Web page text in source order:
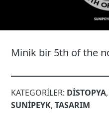
Minik bir 5th of the
KATEGORILER: DISTOPYA,
SUNIPEYK,TASARIM